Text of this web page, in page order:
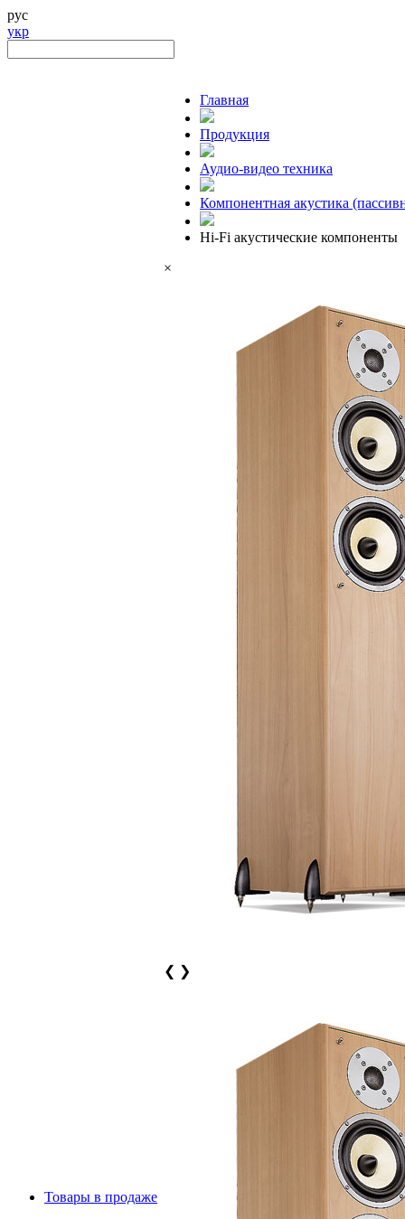
рус
укр
Товары в продаже
Главная
Продукция
Аудио-видео техника
Компонентная акустика
Hi-Fi акустические компоненты
×
❮ ❯